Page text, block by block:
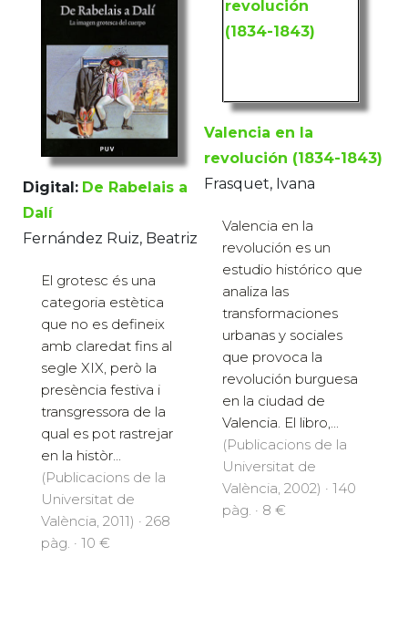
Digital: De Rabelais a
Dalí
Fernández Ruiz, Beatriz
El grotesc és una
categoria estètica
que no es defineix
amb claredat fins al
segle XIX, però la
presència festiva i
transgressora de la
qual es pot rastrejar
en la històr...
(Publicacions de la
Universitat de
València, 2011) · 268
pàg. · 10 €
Valencia en la
revolución (1834-1843)
Frasquet, Ivana
Valencia en la
revolución es un
estudio histórico que
analiza las
transformaciones
urbanas y sociales
que provoca la
revolución burguesa
en la ciudad de
Valencia. El libro,...
(Publicacions de la
Universitat de
València, 2002) · 140
pàg. · 8 €